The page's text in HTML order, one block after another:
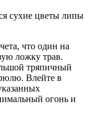
сухие цветы липы
что один на
ложку трав.
тряпичный
Влейте в
огонь и